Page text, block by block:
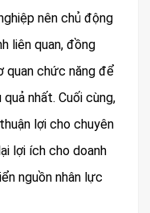
nên chủ động
liên quan, đồng
chức năng để
nhất. Cuối cùng,
lợi cho chuyên
lợi ích cho doanh
nguồn nhân lực